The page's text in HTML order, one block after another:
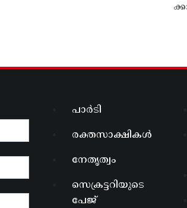
പാർടി
രക്തസാക്ഷികൾ
നേതൃത്വം
സെക്രട്ടറിയുടെ
പേജ്